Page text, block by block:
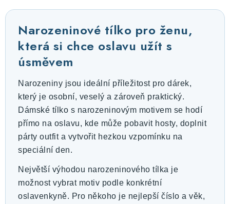
Narozeninové tílko pro ženu,
která si chce oslavu užít s
úsměvem
Narozeniny jsou ideální příležitost pro dárek,
který je osobní, veselý a zároveň praktický.
Dámské tílko s narozeninovým motivem se hodí
přímo na oslavu, kde může pobavit hosty, doplnit
párty outfit a vytvořit hezkou vzpomínku na
speciální den.
Největší výhodou narozeninového tílka je
možnost vybrat motiv podle konkrétní
oslavenkyně. Pro někoho je nejlepší číslo a věk,